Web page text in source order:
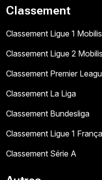
Classement
Classement Ligue 1 Mobilis
Classement Ligue 2 Mobilis
Classement Premier
Classement La Liga
Classement Bundesliga
Classement Ligue 1
Classement Série A